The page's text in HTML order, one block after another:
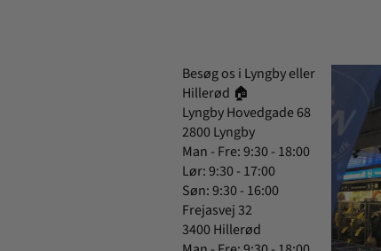
Besøg os i Lyngby eller
Hillerød 🏠
Lyngby Hovedgade 68
2800 Lyngby
Man - Fre: 9:30 - 18:00
Lør: 9:30 - 17:00
Søn: 9:30 - 16:00
Frejasvej 32
3400 Hillerød